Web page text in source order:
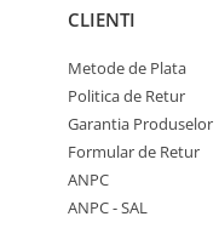
CLIENTI
Metode de Plata
Politica de Retur
Garantia Produselor
Formular de Retur
ANPC
ANPC - SAL